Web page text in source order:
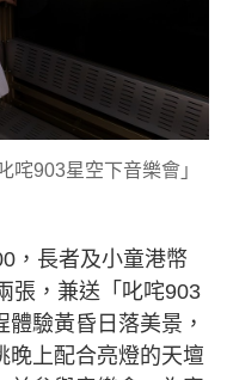
咤903星空下音樂會」
，長者及小童港幣
張，兼送「叱咤903
驗黃昏日落美景，
晚上配合亮燈的天壇